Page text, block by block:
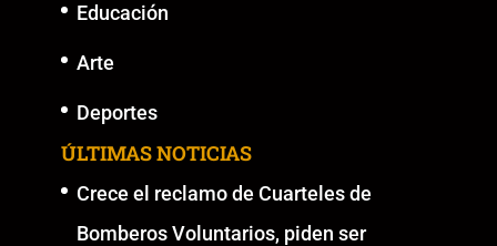
Educación
Arte
Deportes
ÚLTIMAS NOTICIAS
Crece el reclamo de Cuarteles de
Bomberos Voluntarios, piden ser